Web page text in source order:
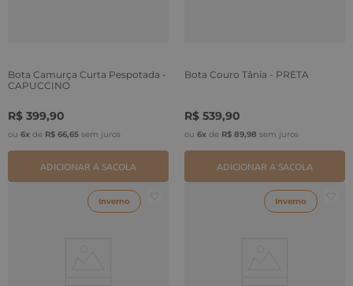
Bota Camurça Curta Pespotada -
CAPUCCINO
R$ 399,90
ou 6x de R$ 66,65 sem juros
ADICIONAR A SACOLA
Bota Couro Tânia - PRETA
R$ 539,90
ou 6x de R$ 89,98 sem juros
ADICIONAR A SACOLA
Inverno Inverno